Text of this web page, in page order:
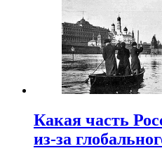
Какая часть
из-за